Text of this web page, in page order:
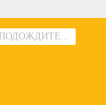
ПОДОЖДИТЕ...